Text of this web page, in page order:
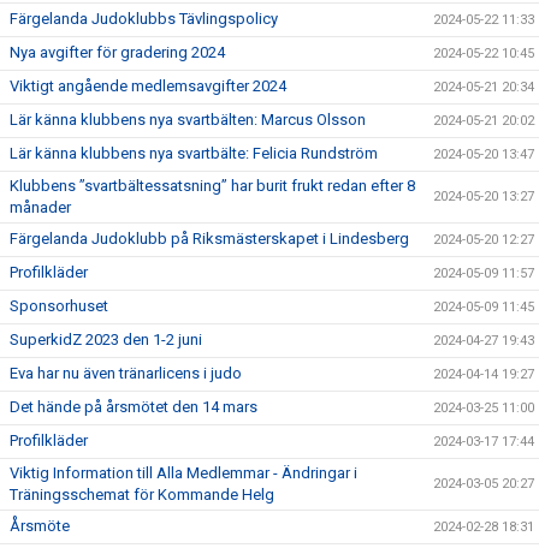
Färgelanda Judoklubbs Tävlingspolicy 2024-05-22 11:33
Nya avgifter för gradering 2024 2024-05-22 10:45
Viktigt angående medlemsavgifter 2024 2024-05-21 20:34
Lär känna klubbens nya svartbälten: Marcus Olsson 2024-05-21 20:02
Lär känna klubbens nya svartbälte: Felicia Rundström 2024-05-20 13:47
Klubbens ”svartbältessatsning” har burit frukt redan efter 8
månader
2024-05-20 13:27
Färgelanda Judoklubb på Riksmästerskapet i Lindesberg 2024-05-20 12:27
Profilkläder 2024-05-09 11:57
Sponsorhuset 2024-05-09 11:45
SuperkidZ 2023 den 1-2 juni 2024-04-27 19:43
Eva har nu även tränarlicens i judo 2024-04-14 19:27
Det hände på årsmötet den 14 mars 2024-03-25 11:00
Profilkläder 2024-03-17 17:44
Viktig Information till Alla Medlemmar - Ändringar i
Träningsschemat för Kommande Helg
2024-03-05 20:27
Årsmöte 2024-02-28 18:31